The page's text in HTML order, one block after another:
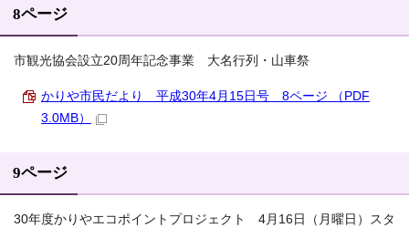
8ページ
市観光協会設立20周年記念事業 大名行列・山車祭
かりや市民だより 平成30年4月15日号 8ページ （PDF
3.0MB）
9ページ
30年度かりやエコポイントプロジェクト 4月16日（月曜日）スタ